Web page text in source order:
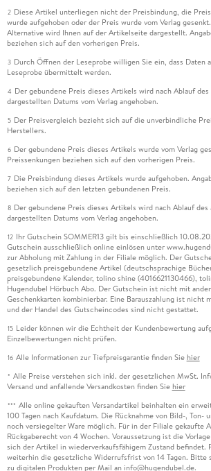
2 Diese Artikel unterliegen nicht der Preisbindung, die
wurde aufgehoben oder der Preis wurde vom Verlag
Alternative wird Ihnen auf der Artikelseite dargestellt.
beziehen sich auf den vorherigen Preis.
3 Durch Öffnen der Leseprobe willigen Sie ein, dass Daten
Leseprobe übermittelt werden.
4 Der gebundene Preis dieses Artikels wird nach Ablauf
dargestellten Datums vom Verlag angehoben.
5 Der Preisvergleich bezieht sich auf die unverbindliche
Herstellers.
6 Der gebundene Preis dieses Artikels wurde vom Verlag
Preissenkungen beziehen sich auf den vorherigen Preis.
7 Die Preisbindung dieses Artikels wurde aufgehoben.
beziehen sich auf den letzten gebundenen Preis.
8 Der gebundene Preis dieses Artikels wird nach Ablauf
dargestellten Datums vom Verlag angehoben.
12 Ihr Gutschein SOMMER13 gilt bis einschließlich
Gutschein ausschließlich online einlösen unter
zur Abholung mit Zahlung in der Filiale möglich. Der
gesetzlich preisgebundene Artikel (deutschsprachige
preisgebundene Kalender, tolino shine (4016621130466),
Hugendubel Hörbuch Abo. Der Gutschein ist nicht mit
Geschenkkarten kombinierbar. Eine Barauszahlung ist nicht
und der Handel des Gutscheincodes sind nicht gestattet.
15 Leider können wir die Echtheit der Kundenbewertung
Einzelbewertungen nicht prüfen.
16 Alle Informationen zur Tiefpreisgarantie finden Sie hier
* Alle Preise verstehen sich inkl. der gesetzlichen MwSt.
Versand und anfallende Versandkosten finden Sie hier
*** Alle online gekauften Versandartikel beinhalten ein
100 Tagen nach Kaufdatum. Die Rücknahme von Bild-, Ton-
noch versiegelter Ware möglich. Für in der Filiale gekaufte
Rückgaberecht von 4 Wochen. Voraussetzung ist die
sich der Artikel in wiederverkaufsfähigem Zustand befindet.
weiterhin die gesetzliche Widerrufsfrist von 14 Tagen. Bitte
zu digitalen Produkten per Mail an info@hugendubel.de.